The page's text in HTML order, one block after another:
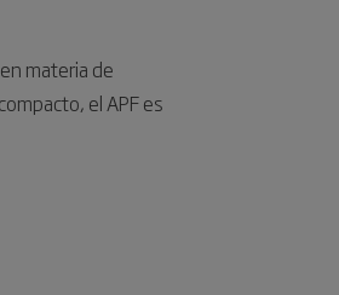
materia de
el APF es